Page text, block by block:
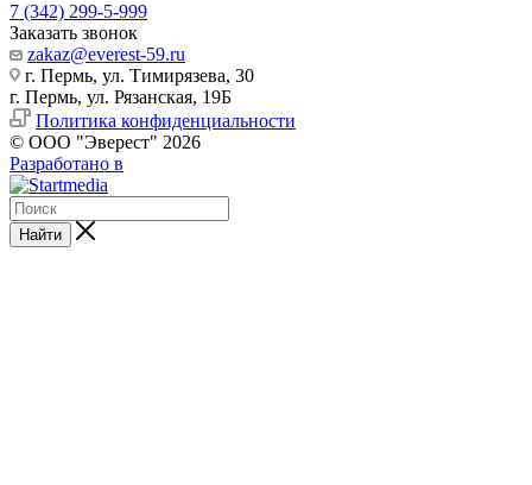
7 (342) 299-5-999
Заказать звонок
zakaz@everest-59.ru
г. Пермь, ул. Тимирязева, 30
г. Пермь, ул. Рязанская, 19Б
Политика конфиденциальности
© ООО "Эверест" 2026
Разработано в
Найти